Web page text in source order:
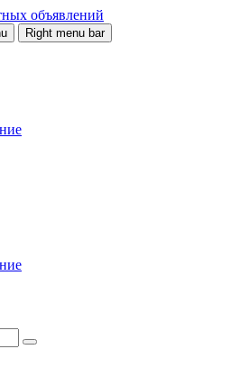
объявлений
Right menu bar